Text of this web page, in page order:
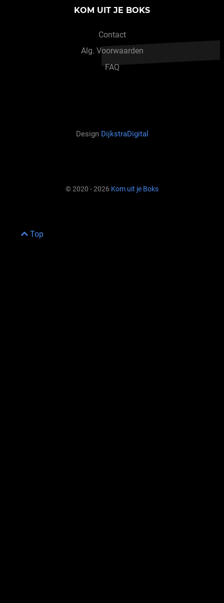
KOM UIT JE BOKS
Contact
Alg. Voorwaarden
FAQ
DesignDijkstraDigital
© 2020 - 2026 Kom uit je Boks
Top